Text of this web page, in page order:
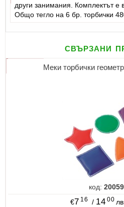
други занимания. Комплектът е
Общо тегло на 6 бр. торбички
свързани
Меки торбички
код:
€7 16 / 14 00 лв.